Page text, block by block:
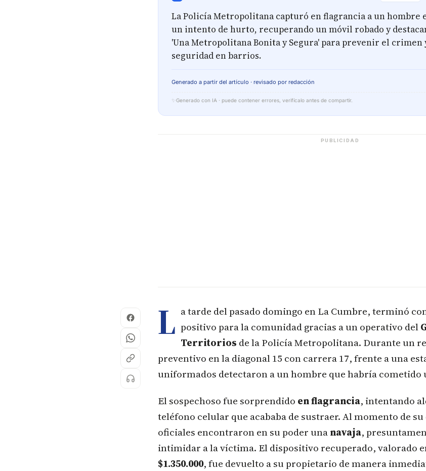
La Policía Metropolitana capturó en flagrancia a un hombre
un intento de hurto, recuperando un móvil robado y
'Una Metropolitana Bonita y Segura' para prevenir el
seguridad en barrios.
Generado a partir del artículo · revisado por redacción
✨ Generado con IA · puede contener errores, verifícalo antes de compartir.
PUBLICIDAD
L a tarde del pasado domingo en La Cumbre, terminó
positivo para la comunidad gracias a un operativo del
Territorios de la Policía Metropolitana. Durante un
preventivo en la diagonal 15 con carrera 17, frente a una
uniformados detectaron a un hombre que habría cometido
El sospechoso fue sorprendido en flagrancia, intentando
teléfono celular que acababa de sustraer. Al momento de
oficiales encontraron en su poder unanavaja,
intimidar a la víctima. El dispositivo recuperado, valorado
$1.350.000, fue devuelto a su propietario de manera